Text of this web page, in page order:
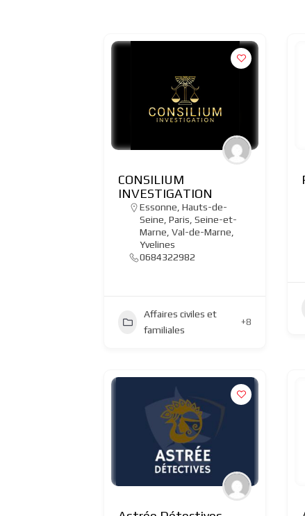
CONSILIUM
INVESTIGATION
Essonne ,Hauts-de-
Seine ,Paris ,Seine-et-
Marne ,Val-de-Marne
Yvelines
0684322982
Affaires civiles et
familiales
+8